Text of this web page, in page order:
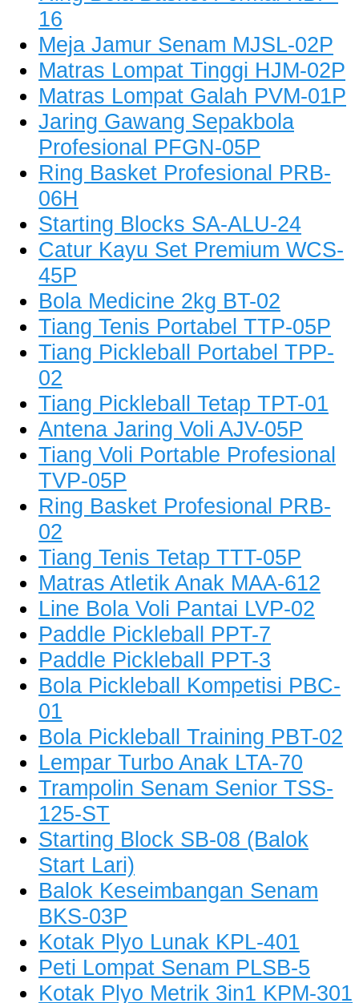
16
Meja Jamur Senam MJSL-02P
Matras Lompat Tinggi HJM-02P
Matras Lompat Galah PVM-01P
Jaring Gawang Sepakbola
Profesional PFGN-05P
Ring Basket Profesional PRB-
06H
Starting Blocks SA-ALU-24
Catur Kayu Set Premium WCS-
45P
Bola Medicine 2kg BT-02
Tiang Tenis Portabel TTP-05P
Tiang Pickleball Portabel TPP-
02
Tiang Pickleball Tetap TPT-01
Antena Jaring Voli AJV-05P
Tiang Voli Portable Profesional
TVP-05P
Ring Basket Profesional PRB-
02
Tiang Tenis Tetap TTT-05P
Matras Atletik Anak MAA-612
Line Bola Voli Pantai LVP-02
Paddle Pickleball PPT-7
Paddle Pickleball PPT-3
Bola Pickleball Kompetisi PBC-
01
Bola Pickleball Training PBT-02
Lempar Turbo Anak LTA-70
Trampolin Senam Senior TSS-
125-ST
Starting Block SB-08 (Balok
Start Lari)
Balok Keseimbangan Senam
BKS-03P
Kotak Plyo Lunak KPL-401
Peti Lompat Senam PLSB-5
Kotak Plyo Metrik 3in1 KPM-301